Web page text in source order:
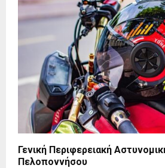
Γενική Περιφερειακή
Πελοποννήσου